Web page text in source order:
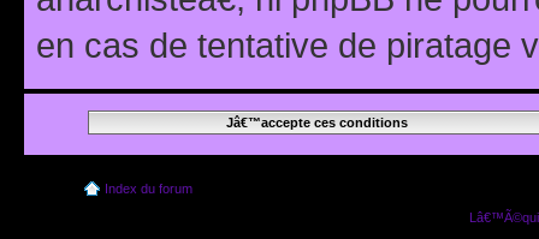
en cas de tentative de piratage
Index du forum